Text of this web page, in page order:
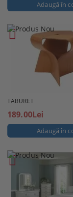
TABURET
189.00Lei